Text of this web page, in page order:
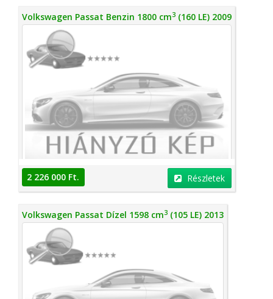
Volkswagen Passat Benzin 1800 cm3 (160 LE) 2009
2 226 000 Ft. Részletek
Volkswagen Passat Dízel 1598 cm3 (105 LE) 2013